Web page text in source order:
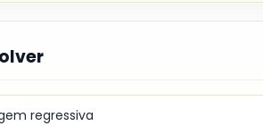
regressiva